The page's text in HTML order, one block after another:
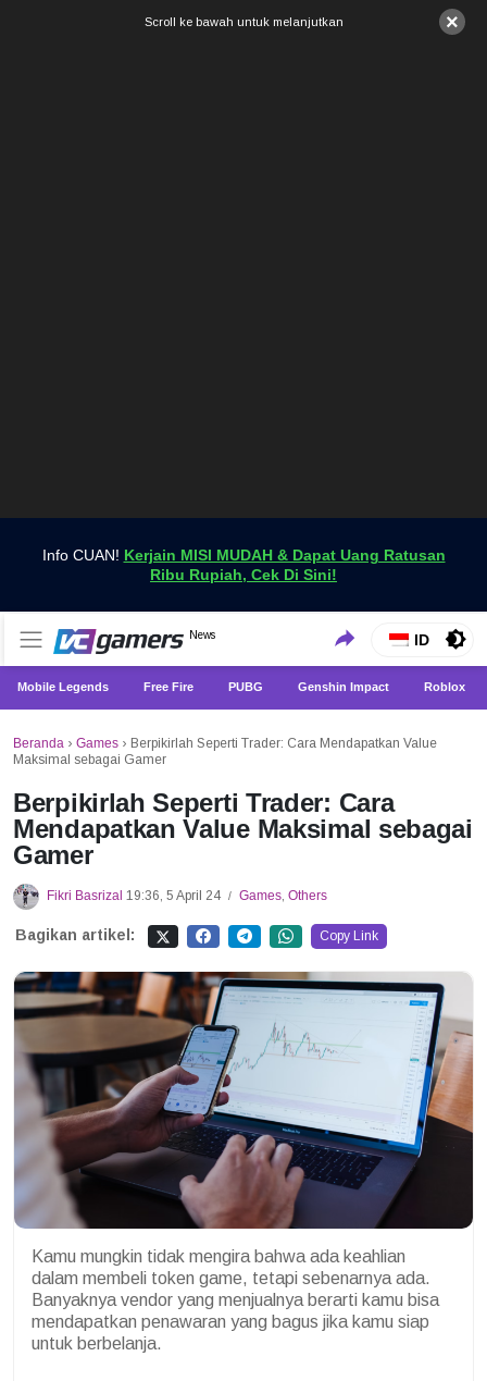
×
Scroll ke bawah untuk melanjutkan
Info CUAN! Kerjain MISI MUDAH & Dapat Uang Ratusan
Ribu Rupiah, Cek Di Sini!
VCGamers News
News
Dapatkan Berita Games Terbaru Hanya di VCGamers
ID
Mobile Legends Free Fire PUBG Genshin Impact Roblox
Beranda › Games › Berpikirlah Seperti Trader: Cara Mendapatkan Value
Maksimal sebagai Gamer
Berpikirlah Seperti Trader: Cara
Mendapatkan Value Maksimal sebagai
Gamer
Fikri Basrizal 19:36, 5 April 24 / Games, Others
Bagikan artikel: Copy Link
Kamu mungkin tidak mengira bahwa ada keahlian
dalam membeli token game, tetapi sebenarnya ada.
Banyaknya vendor yang menjualnya berarti kamu bisa
mendapatkan penawaran yang bagus jika kamu siap
untuk berbelanja.